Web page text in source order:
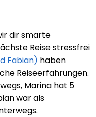
dir smarte
Reise stressfrei
Fabian) haben
Reiseerfahrungen.
Marina hat 5
war als